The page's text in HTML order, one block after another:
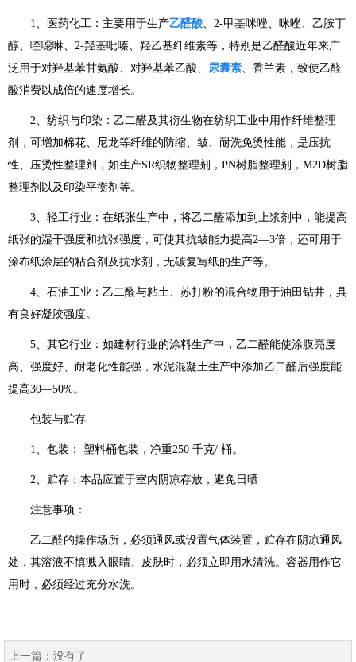
1、医药化工：主要用于生产乙醛酸 、2-甲基咪唑、咪唑、乙胺丁
醇、喹噁啉、2-羟基吡嗪、羟乙基纤维素等，特别是乙醛酸近年来广
泛用于对羟基苯甘氨酸、对羟基苯乙酸、
尿囊素 、香兰素，致使乙醛
酸消费以成倍的速度增长。
2、纺织与印染：乙二醛及其衍生物在纺织工业中用作纤维整理
剂，可增加棉花、尼龙等纤维的防缩、皱、耐洗免烫性能，是压抗
性、压烫性整理剂，如生产SR织物整理剂，PN树脂整理剂，M2D树脂
整理剂以及印染平衡剂等。
3、轻工行业：在纸张生产中，将乙二醛添加到上浆剂中，能提高
纸张的湿干强度和抗张强度，可使其抗皱能力提高2—3倍，还可用于
涂布纸涂层的粘合剂及抗水剂，无碳复写纸的生产等。
4、石油工业：乙二醛与粘土、苏打粉的混合物用于油田钻井，具
有良好凝胶强度。
5、其它行业：如建材行业的涂料生产中，乙二醛能使涂膜亮度
高、强度好、耐老化性能强，水泥混凝土生产中添加乙二醛后强度能
提高30—50%。
包装与贮存
1、包装： 塑料桶包装，净重250 千克/ 桶。
2、贮存：本品应置于室内阴凉存放，避免日晒
注意事项：
乙二醛的操作场所，必须通风或设置气体装置，贮存在阴凉通风
处，其溶液不慎溅入眼睛、皮肤时，必须立即用水清洗。容器用作它
用时，必须经过充分水洗。
上一篇： 没有了